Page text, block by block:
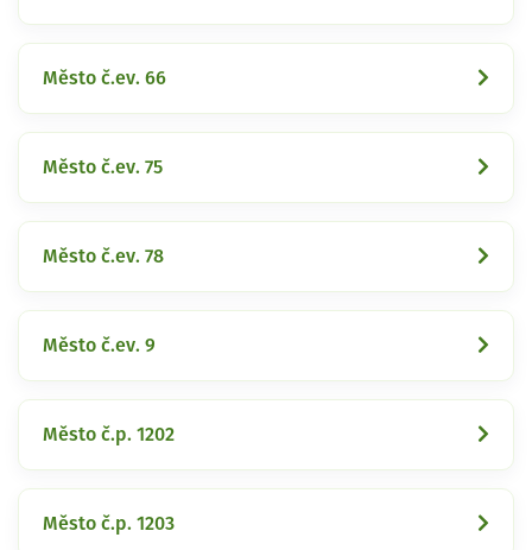
Město č.ev. 66
Město č.ev. 75
Město č.ev. 78
Město č.ev. 9
Město č.p. 1202
Město č.p. 1203